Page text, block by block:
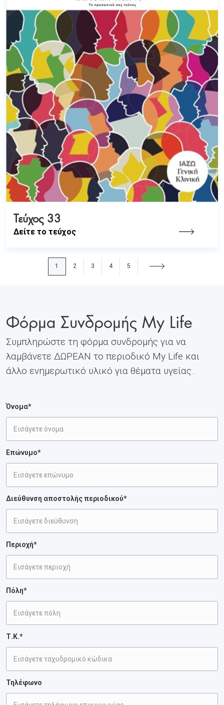
Τεύχος 33
Δείτε το τεύχος
1 2 3 4 5
Φόρμα Συνδρομής My Life
Συμπληρώστε τη φόρμα συνδρομής για να
λαμβάνετε ΔΩΡΕΑΝ το περιοδικό My Life και
άλλο ενημερωτικό υλικό για θέματα υγείας..
Όνομα*
Επώνυμο*
Διεύθυνση αποστολής περιοδικού*
Περιοχή*
Πόλη*
Τ.Κ.*
Τηλέφωνο